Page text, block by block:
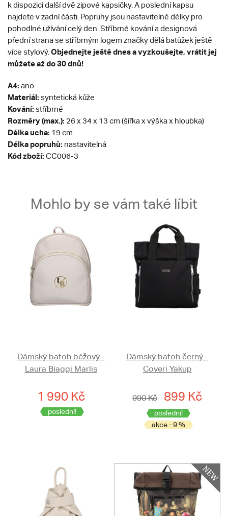
k dispozici další dvě zipové kapsičky. A poslední kapsu
najdete v zadní části. Popruhy jsou nastavitelné délky pro
pohodlné užívání celý den. Stříbrné kování a designová
přední strana se stříbrným logem značky dělá batůžek ještě
více stylový. Objednejte ještě dnes a vyzkoušejte, vrátit jej
můžete až do 30 dnů!
A4: ano
Materiál: syntetická kůže
Kování: stříbrné
Rozměry (max.): 26 x 34 x 13 cm (šířka x výška x hloubka)
Délka ucha: 19 cm
Délka popruhů: nastavitelná
Kód zboží: CC006-3
Mohlo by se vám také líbit
Dámský batoh béžový -
Laura Biaggi Marlis
1 990 Kč
poslední!
Dámský batoh černý -
Coveri Yakup
990 Kč 899 Kč
poslední!
akce - 9 %